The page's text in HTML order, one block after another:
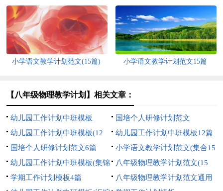
篇
小学语文教学计划范文(15篇) 小学语文教学计划范文15篇
【八年级物理教学计划】相关文章：
幼儿园工作计划中班模板
国培个人研修计划范文
幼儿园工作计划中班模板(12
篇)
幼儿园工作计划中班模板12篇
国培个人研修计划范文6篇
小学语文教学计划范文(集合15
篇)
幼儿园工作计划中班模板(集锦
12篇)
八年级物理教学计划范文(15
篇)
学期工作计划模板4篇
八年级物理教学计划范文通用